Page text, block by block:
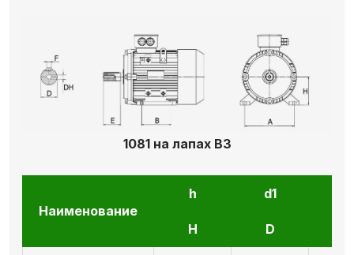
1081 на лапах В3
Наименование
h d1
H D